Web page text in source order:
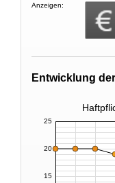
Anzeigen:
Entwicklung
15
20
25